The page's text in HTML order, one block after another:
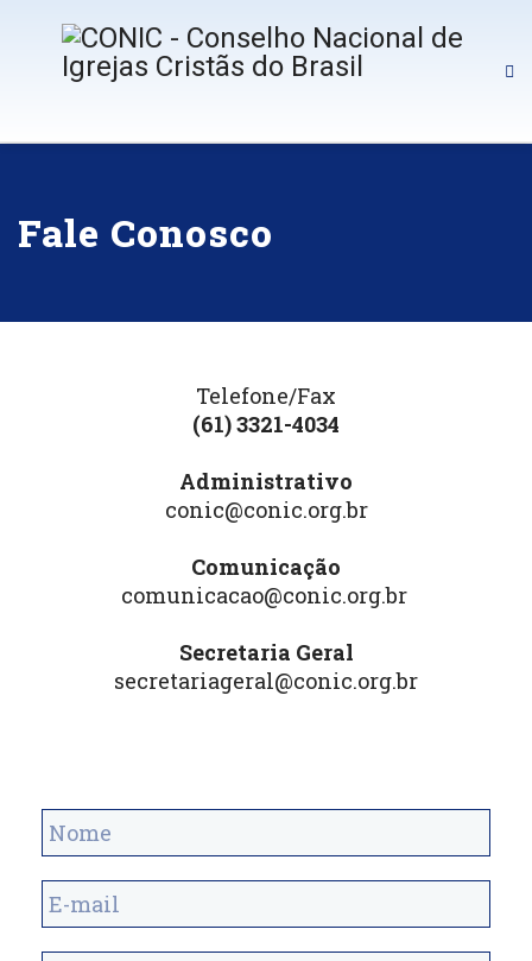
Fale Conosco
Telefone/Fax
(61) 3321-4034
Administrativo
conic@conic.org.br
Comunicação
comunicacao@conic.org.br
Secretaria Geral
secretariageral@conic.org.br